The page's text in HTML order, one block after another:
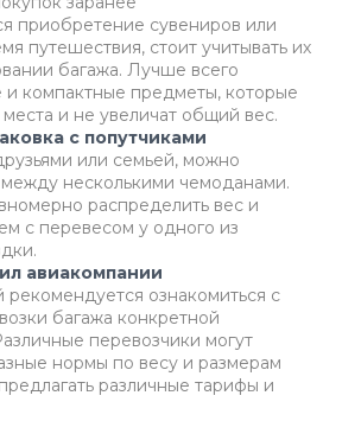
приобретение сувениров или
путешествия, стоит учитывать их
багажа. Лучше всего
и компактные предметы, которые
и не увеличат общий вес.
с попутчиками
или семьей, можно
несколькими чемоданами.
распределить вес и
с перевесом у одного из
авиакомпании
ознакомиться с
багажа конкретной
перевозчики могут
нормы по весу и размерам
различные тарифы и